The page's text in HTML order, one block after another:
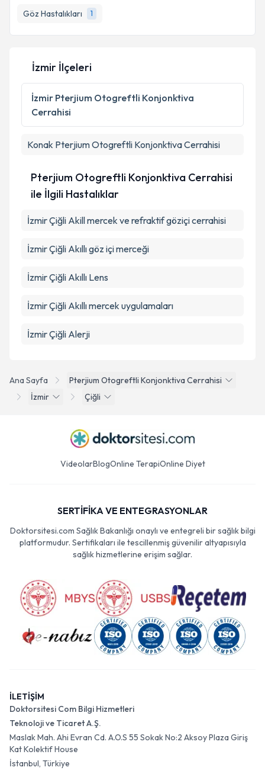
Göz Hastalıkları 1
Ana Sayfa
Pterjium Otogreftli Konjonktiva Cerrahisi
İzmir
Çiğli
İzmir İlçeleri
İzmir Pterjium Otogreftli Konjonktiva
Cerrahisi
Konak Pterjium Otogreftli Konjonktiva Cerrahisi
Pterjium Otogreftli Konjonktiva Cerrahisi
ile İlgili Hastalıklar
İzmir Çiğli Akill mercek ve refraktif göziçi cerrahisi
İzmir Çiğli Akıllı göz içi merceği
İzmir Çiğli Akıllı Lens
İzmir Çiğli Akıllı mercek uygulamaları
İzmir Çiğli Alerji
VideolarBlogOnline TerapiOnline Diyet
SERTİFİKA VE ENTEGRASYONLAR
Doktorsitesi.com Sağlık Bakanlığı onaylı ve entegreli bir sağlık bilgi
platformudur. Sertifikaları ile tescillenmiş güvenilir altyapısıyla
sağlık hizmetlerine erişim sağlar.
İLETİŞİM
Doktorsitesi Com Bilgi Hizmetleri
Teknoloji ve Ticaret A.Ş.
Maslak Mah. Ahi Evran Cd. A.O.S 55 Sokak No:2 Aksoy Plaza Giriş
Kat Kolektif House
İstanbul, Türkiye